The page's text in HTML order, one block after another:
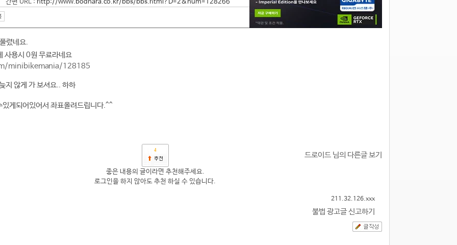
간편 URL : http://www.bodnara.co.kr/bbs/bbs.html?D=2&num=128266
렸네요.
용시 0원 무료라네요
minibikemania/128185
지 않게 가 보셔요.. 하하
게되어있어서 좌표올려드립니다.^^
4
드로이드 님의 다른글 보기
좋은 내용의 글이라면 추천해주세요.
로그인을 하지 않아도 추천 하실 수 있습니다.
211.32.126.xxx
불법 광고글 신고하기